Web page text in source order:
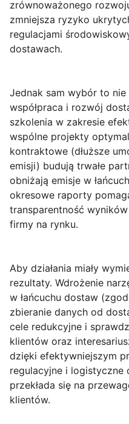
zrównoważonego
zmniejsza ryzyko
regulacjami
dostawach.
Jednak sam wybór to
współpraca i rozwój
szkolenia w zakresie
wspólne projekty
kontraktowe (dłuższe
emisji) budują trwałe
obniżają emisje w
okresowe raporty
transparentność
firmy na rynku.
Aby działania miały
rezultaty. Wdrożenie
w łańcuchu dostaw
zbieranie danych od
cele redukcyjne i
klientów oraz
dzięki efektywniejszym
regulacyjne i logistyczne
przekłada się na
klientów.